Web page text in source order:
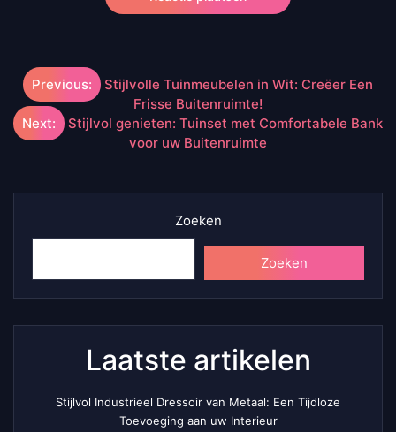
Berichtnavigatie
Previous:
Stijlvolle Tuinmeubelen in Wit: Creëer Een
Frisse Buitenruimte!
Next:
Stijlvol genieten: Tuinset met Comfortabele Bank
voor uw Buitenruimte
Zoeken
Zoeken
Laatste artikelen
Stijlvol Industrieel Dressoir van Metaal: Een Tijdloze
Toevoeging aan uw Interieur